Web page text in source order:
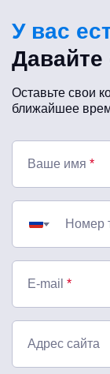
У вас
Оставьте свои
ближайшее
Ваше имя *
Номер
E-mail *
Адрес сайта